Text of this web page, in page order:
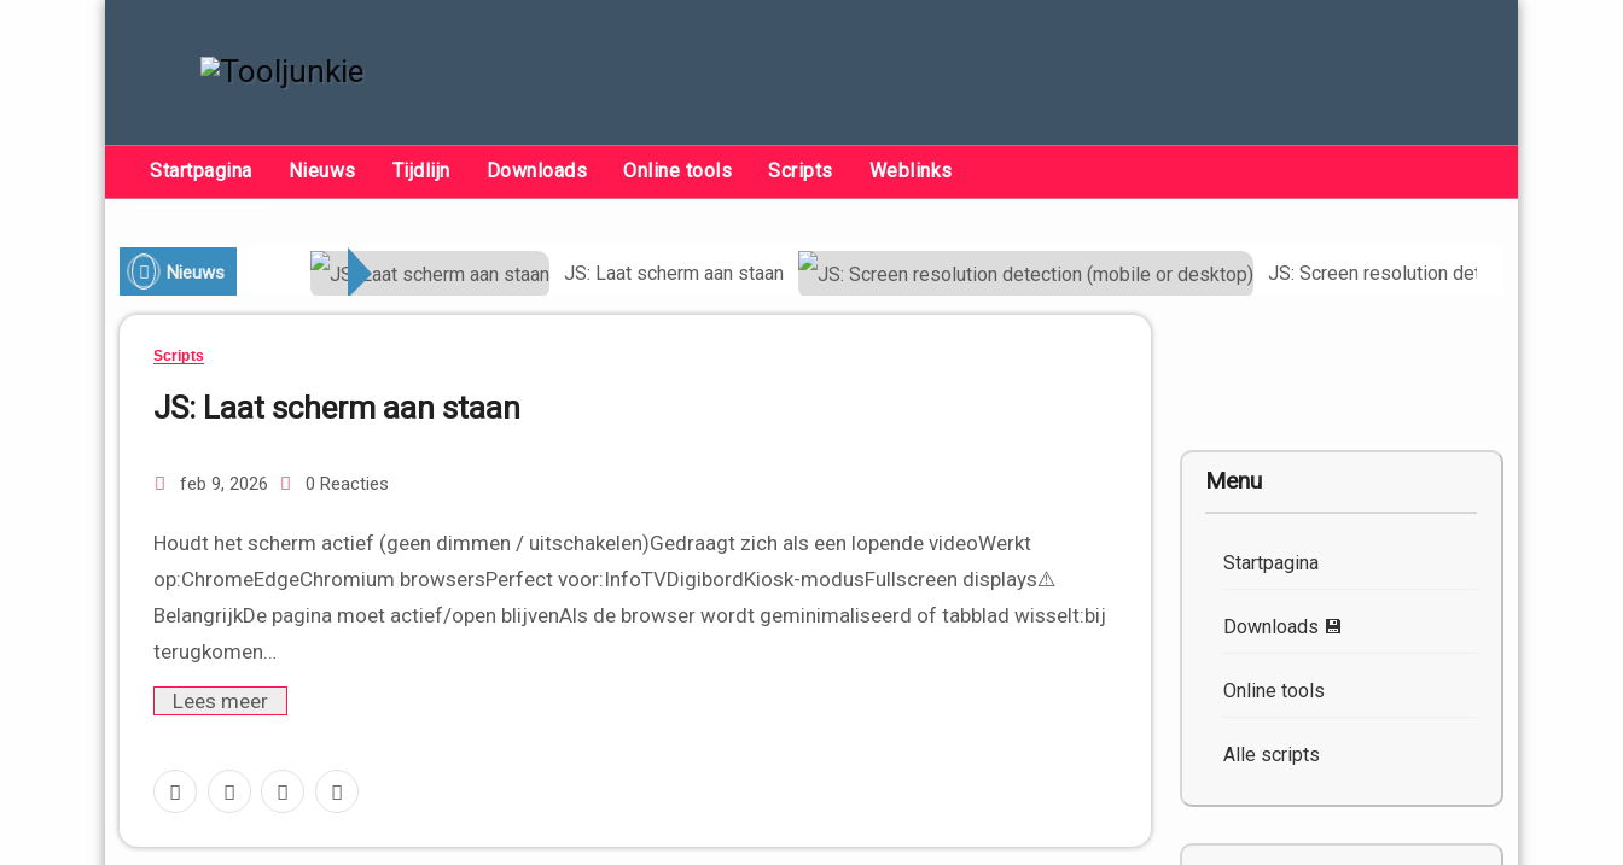
Startpagina Nieuws Tijdlijn Downloads Online tools Scripts Weblinks
Nieuws JS: Laat scherm aan staan JS: Screen resolution detection (mobile
Scripts
JS: Laat scherm aan staan
feb 9, 2026 0 Reacties
Houdt het scherm actief (geen dimmen / uitschakelen)Gedraagt zich als een lopende videoWerkt
op:ChromeEdgeChromium browsersPerfect voor:InfoTVDigibordKiosk-modusFullscreen displays⚠️
BelangrijkDe pagina moet actief/open blijvenAls de browser wordt geminimaliseerd of tabblad wisselt:bij
terugkomen…
Lees meer
Menu
Startpagina
Downloads 💾
Online tools
Alle scripts